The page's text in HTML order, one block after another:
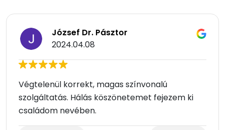
József Dr. Pásztor
2024.04.08
Végtelenül korrekt, magas színvonalú
szolgáltatás. Hálás köszönetemet fejezem ki
családom nevében.